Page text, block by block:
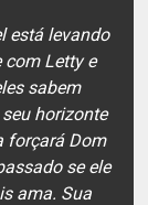
está levando
Letty e
sabem
horizonte
forçará Dom
se ele
ama. Sua